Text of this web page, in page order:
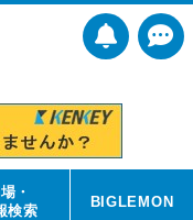
・
検索
BIGLEMON